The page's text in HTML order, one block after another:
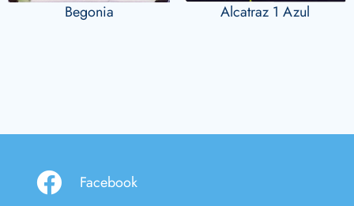
Begonia Alcatraz 1 Azul
Facebook